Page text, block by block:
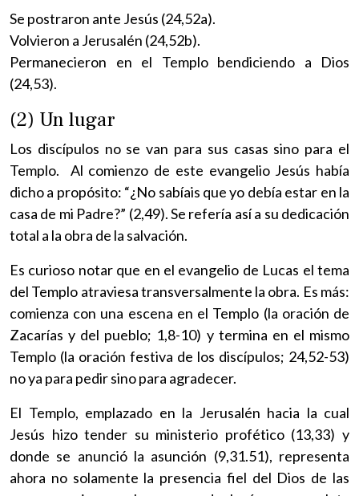
Se postraron ante Jesús (24,52a).
Volvieron a Jerusalén (24,52b).
Permanecieron en el Templo bendiciendo a Dios
(24,53).
(2) Un lugar
Los discípulos no se van para sus casas sino para el
Templo. Al comienzo de este evangelio Jesús había
dicho a propósito: “¿No sabíais que yo debía estar en la
casa de mi Padre?” (2,49). Se refería así a su dedicación
total a la obra de la salvación.
Es curioso notar que en el evangelio de Lucas el tema
del Templo atraviesa transversalmente la obra. Es más:
comienza con una escena en el Templo (la oración de
Zacarías y del pueblo; 1,8-10) y termina en el mismo
Templo (la oración festiva de los discípulos; 24,52-53)
no ya para pedir sino para agradecer.
El Templo, emplazado en la Jerusalén hacia la cual
Jesús hizo tender su ministerio profético (13,33) y
donde se anunció la asunción (9,31.51), representa
ahora no solamente la presencia fiel del Dios de las